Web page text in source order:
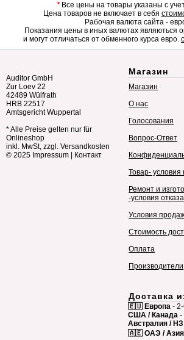
*Все цены на товары указаны с
Цена товаров не включает в себя
Рабочая валюта сайта -
Показания цены в иных валютах являються
и могут отличаться от обменного курса евро.
Auditor GmbH
Zur Loev 22
42489 Wülfrath
HRB 22517
Amtsgericht Wuppertal
* Alle Preise gelten nur für
Onlineshop
inkl. MwSt, zzgl. Versandkosten
© 2025 Impressum Контакт
Магазин
Магазин
О нас
Голосования
Вопрос-Ответ
Товар- условия
Ремонт и
-условия отказа
Условия
Стоимость
Оплата
Производители
Доставка
🇪🇺 Европа -
США / Канада -
Австралия / НЗ
🇦🇪 ОАЭ / Азия